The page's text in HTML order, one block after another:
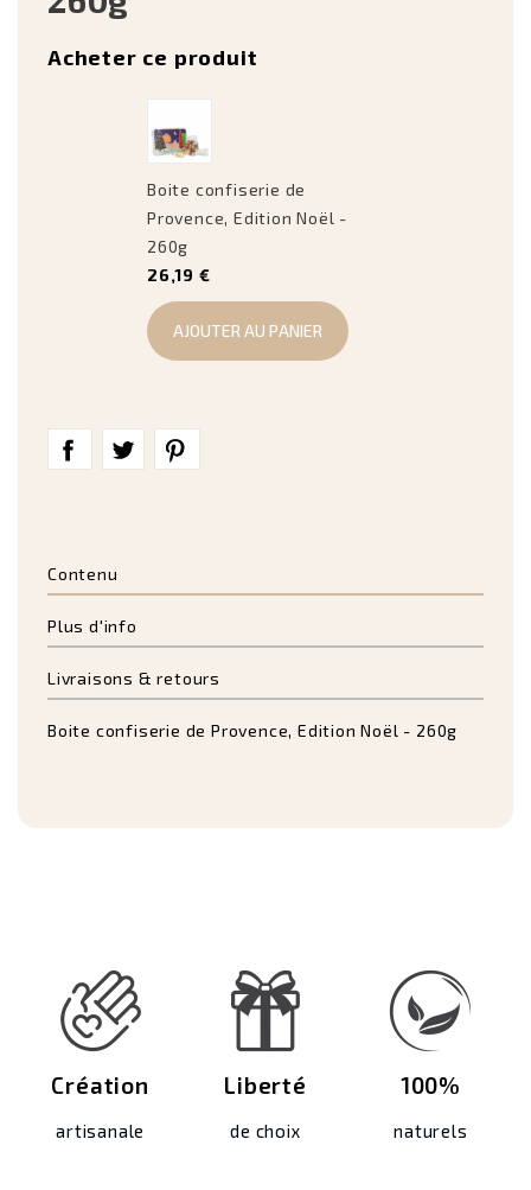
Acheter ce produit
Boite confiserie de
Provence, Edition Noël -
260g
26,19 €
AJOUTER AU PANIER
Contenu
Plus d'info
Livraisons & retours
Boite confiserie de Provence, Edition Noël - 260g
Création
artisanale
Liberté
de choix
100%
naturels